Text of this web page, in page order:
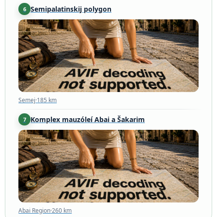
6 Semipalatinskij polygon
Semej·185 km
Semej·185 km
7 Komplex mauzóleí Abai a Šakarim
Abai Region·260 km
Abai Region·260 km